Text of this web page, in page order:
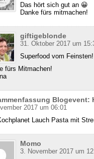
Das hört sich gut an 😀
Danke fürs mitmachen!
giftigeblonde
31. Oktober 2017 um
Superfood vom Feinsten!
fürs Mitmachen!
Blogevent:
2017 um 06:01
Lauch Pasta mit
Momo
3. November 2017 um